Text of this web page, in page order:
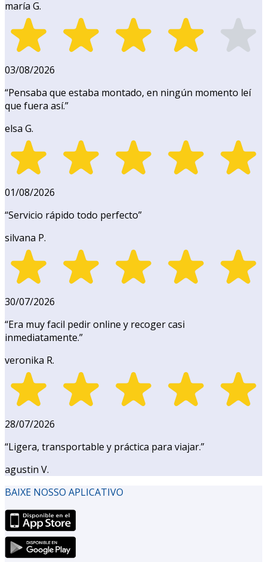
maría G.
03/08/2026
“Pensaba que estaba montado, en ningún momento leí
que fuera así.”
elsa G.
01/08/2026
“Servicio rápido todo perfecto”
silvana P.
30/07/2026
“Era muy facil pedir online y recoger casi
inmediatamente.”
veronika R.
28/07/2026
“Ligera, transportable y práctica para viajar.”
agustin V.
BAIXE NOSSO APLICATIVO